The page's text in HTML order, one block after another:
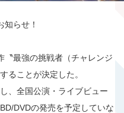
知らせ！
〝最強の挑戦者（チャレンジ
ることが決定した。
、全国公演・ライブビュー
DVDの発売を予定していな